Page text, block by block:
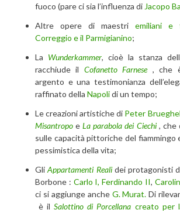
fuoco (pare ci sia l’influenza diJacopo
Altre opere di maestri emiliani e
Correggio e il Parmigianino;
La Wunderkammer, cioè la stanza
racchiude il Cofanetto Farnese, che
argento e una testimonianza
raffinato della Napolidi un tempo;
Le creazioni artistiche di Peter
Misantropo eLa parabola dei Ciechi, che
sulle capacità pittoriche del fiammingo
pessimistica della vita;
GliAppartamenti Realidei protagonisti
Borbone : Carlo I, Ferdinando II,
ci si aggiunge anche G. Murat. Di
è ilSalottino di Porcellana creato per